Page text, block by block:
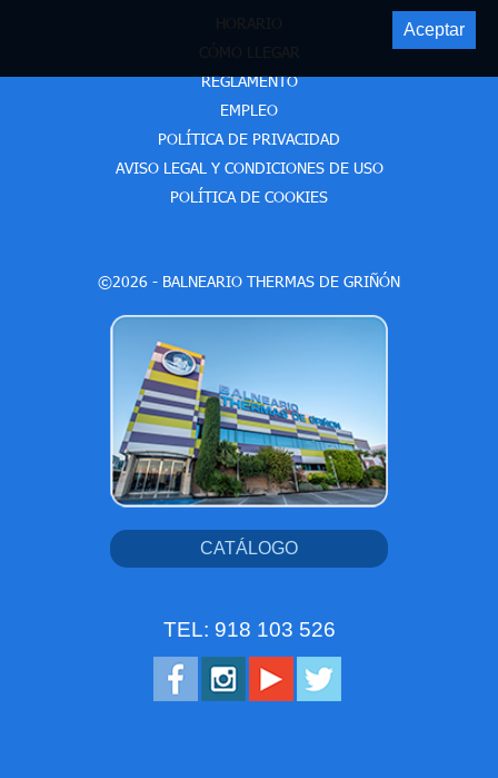
Aceptar
REGLAMENTO
EMPLEO
POLÍTICA DE PRIVACIDAD
AVISO LEGAL Y CONDICIONES DE USO
POLÍTICA DE COOKIES
©2026 - BALNEARIO THERMAS DE GRIÑÓN
CATÁLOGO
TEL: 918 103 526